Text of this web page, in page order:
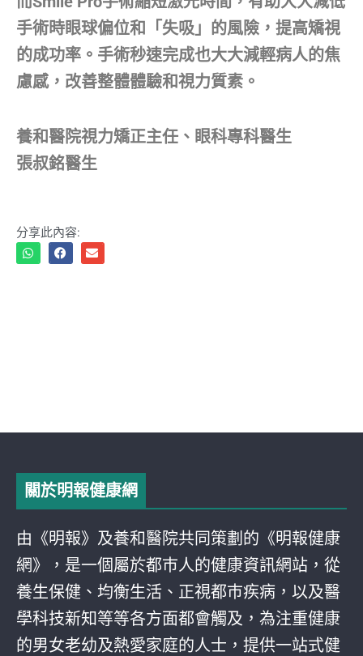
手術時眼球偏位和「失吸」的風險，提高矯視
的成功率。手術秒速完成也大大減輕病人的焦
慮感，改善整體體驗和視力質素。
養和醫院視力矯正主任、眼科專科醫生
張叔銘醫生
分享此內容:
關於明報健康網
由《明報》及養和醫院共同策劃的《明報健康
網》，是一個屬於都巿人的健康資訊網站，從
養生保健、均衡生活、正視都巿疾病，以及醫
學科技新知等等各方面都會觸及，為注重健康
的男女老幼及熱愛家庭的人士，提供一站式健